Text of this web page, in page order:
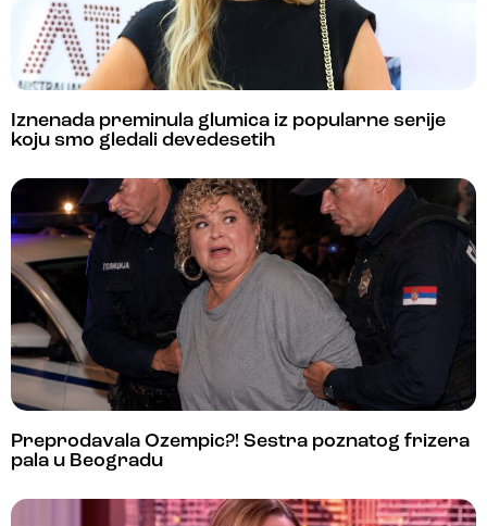
Iznenada preminula glumica iz popularne serije
koju smo gledali devedesetih
Preprodavala Ozempic?! Sestra poznatog frizera
pala u Beogradu